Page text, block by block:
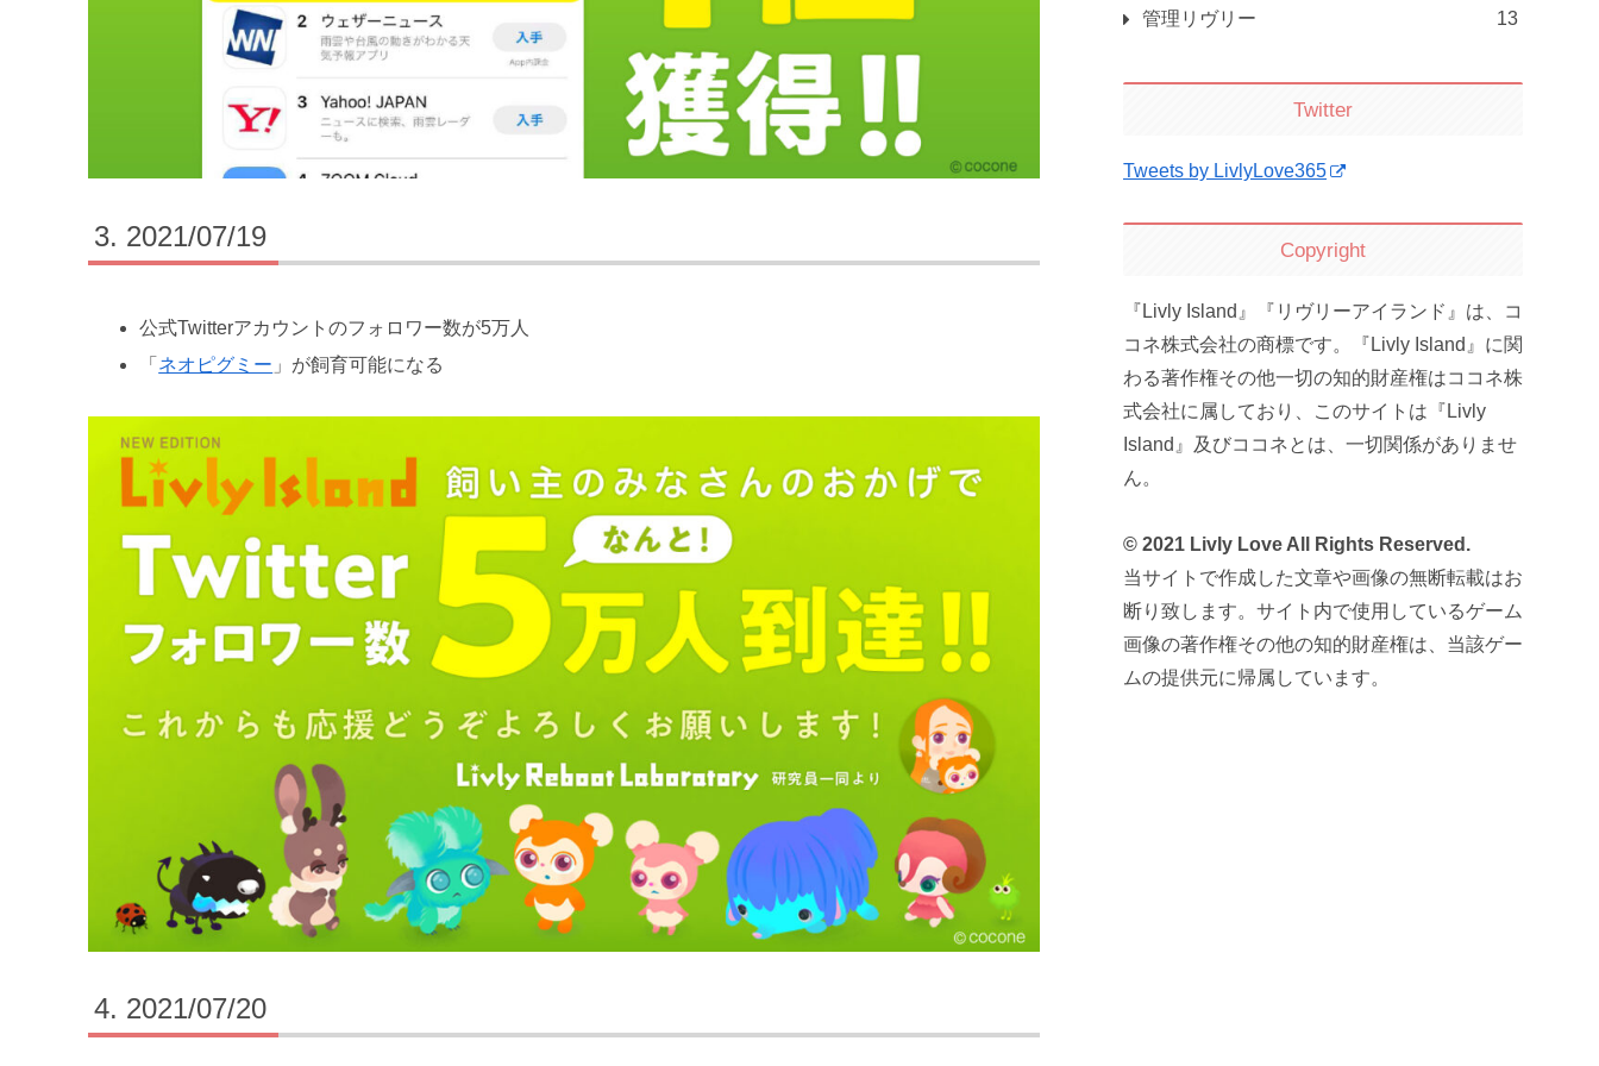
2021/07/19
公式Twitterアカウントのフォロワー数が5万人
「 ネオピグミー 」が飼育可能になる
2021/07/20
管理リヴリー 13
Twitter
Tweets by LivlyLove365
Copyright
『Livly Island』『リヴリーアイランド』は、コ
コネ株式会社の商標です。『Livly Island』に関
わる著作権その他一切の知的財産権はココネ株
式会社に属しており、このサイトは『Livly
Island』及びココネとは、一切関係がありませ
ん。
© 2021 Livly Love All Rights Reserved.
当サイトで作成した文章や画像の無断転載はお
断り致します。サイト内で使用しているゲーム
画像の著作権その他の知的財産権は、当該ゲー
ムの提供元に帰属しています。